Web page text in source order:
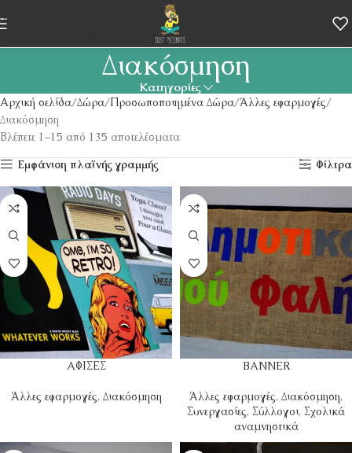
Skip to navigation
Skip to main content
Διακόσμηση
Κατηγορίες
Αρχική σελίδα Δώρα Προσωποποιημένα Δώρα Άλλες εφαρμογές
Διακόσμηση
Βλέπετε 1–15 από 135 αποτελέσματα
Εμφάνιση πλαϊνής γραμμής
Φίλτρα
AΦΙΣΕΣ
Άλλες εφαρμογές, Διακόσμηση
BANNER
Άλλες εφαρμογές, Διακόσμηση,
Συνεργασίες, Σύλλογοι, Σχολικά
αναμνηστικά